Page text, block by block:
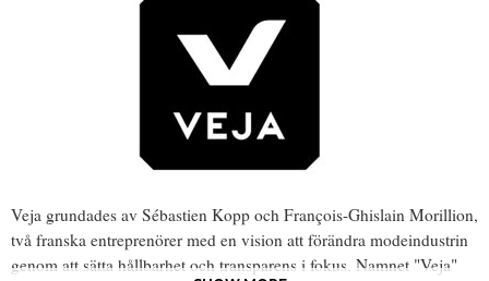
Veja grundades av Sébastien Kopp och François-Ghislain Morillion,
två franska entreprenörer med en vision att förändra modeindustrin
genom att sätta hållbarhet och transparens i fokus. Namnet "Veja"